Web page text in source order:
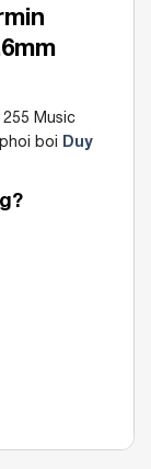
Music
boi Duy